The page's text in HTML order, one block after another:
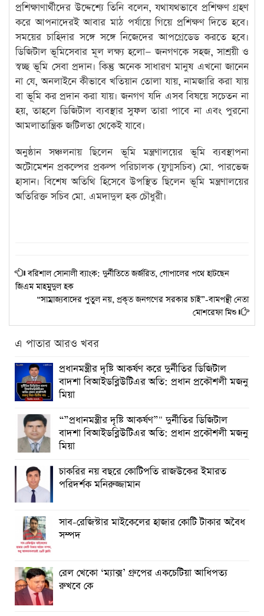
প্রশিক্ষাণার্থীদের উদ্দেশ্যে তিনি বলেন, যথাযথভাবে প্রশিক্ষণ গ্রহণ
করে আপনাদেরই আবার মাঠ পর্যায়ে গিয়ে প্রশিক্ষণ দিতে হবে।
সময়ের চাহিদার সঙ্গে সঙ্গে নিজেদের আপগ্রেডেড করতে হবে।
ডিজিটাল ভূমিসেবার মূল লক্ষ্য হলো— জনগণকে সহজ, সাশ্রয়ী ও
স্বচ্ছ ভূমি সেবা প্রদান। কিন্তু অনেক সাধারণ মানুষ এখনো জানেন
না যে, অনলাইনে কীভাবে খতিয়ান তোলা যায়, নামজারি করা যায়
বা ভূমি কর প্রদান করা যায়। জনগণ যদি এসব বিষয়ে সচেতন না
হয়, তাহলে ডিজিটাল ব্যবস্থার সুফল তারা পাবে না এবং পুরনো
আমলাতান্ত্রিক জটিলতা থেকেই যাবে।
অনুষ্ঠান সঞ্চলনায় ছিলেন ভূমি মন্ত্রণালয়ের ভূমি ব্যবস্থাপনা
অটোমেশন প্রকল্পের প্রকল্প পরিচালক (যুগ্মসচিব) মো. পারভেজ
হাসান। বিশেষ অতিথি হিসেবে উপস্থিত ছিলেন ভূমি মন্ত্রণালয়ের
অতিরিক্ত সচিব মো. এমদাদুল হক চৌধুরী।
বরিশাল সোনালী ব্যাংক: দুর্নীতিতে জর্জরিত, গোপালের পথে হাটছেন
জিএম মাহমুদুল হক
“সাম্রাজ্যবাদের পুতুল নয়, প্রকৃত জনগণের সরকার চাই”-বামপন্থী নেতা
মোশরেফা মিশু
এ পাতার আরও খবর
প্রধানমন্ত্রীর দৃষ্টি আকর্ষণ করে দুর্নীতির ডিজিটাল
বাদশা বিআইডব্লিউটিএর অতি: প্রধান প্রকৌশলী মজনু
মিয়া
“”প্রধানমন্ত্রীর দৃষ্টি আকর্ষণ”" দুর্নীতির ডিজিটাল
বাদশা বিআইডব্লিউটিএর অতি: প্রধান প্রকৌশলী মজনু
মিয়া
চাকরির নয় বছরে কোটিপতি রাজউকের ইমারত
পরিদর্শক মনিরুজ্জামান
সাব-রেজিস্টার মাইকেলের হাজার কোটি টাকার অবৈধ
সম্পদ
রেল খেকো ‘ম্যাক্স’ গ্রুপের একচেটিয়া আধিপত্য
রুখবে কে